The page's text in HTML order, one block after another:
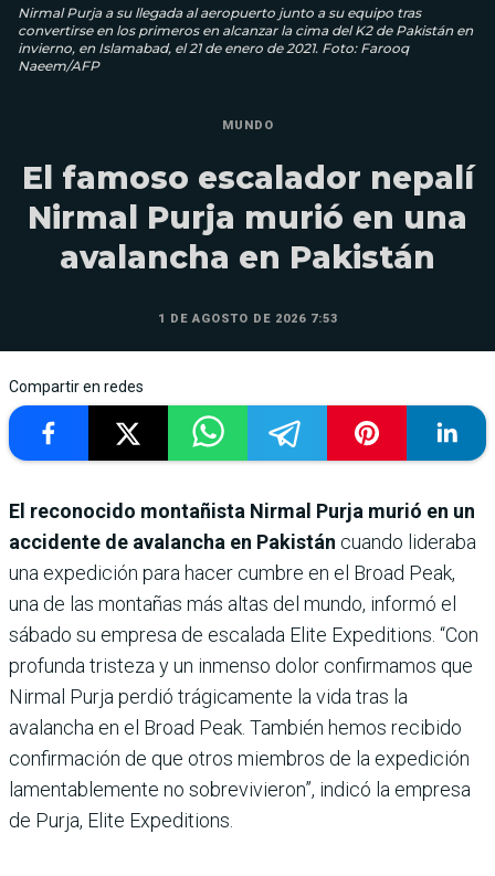
Nirmal Purja a su llegada al aeropuerto junto a su equipo tras
convertirse en los primeros en alcanzar la cima del K2 de Pakistán en
invierno, en Islamabad, el 21 de enero de 2021. Foto: Farooq
Naeem/AFP
MUNDO
El famoso escalador nepalí
Nirmal Purja murió en una
avalancha en Pakistán
1 DE AGOSTO DE 2026 7:53
Compartir en redes
El reconocido montañista Nirmal Purja murió en un
accidente de avalancha en Pakistán cuando lideraba
una expedición para hacer cumbre en el Broad Peak,
una de las montañas más altas del mundo, informó el
sábado su empresa de escalada Elite Expeditions. “Con
profunda tristeza y un inmenso dolor confirmamos que
Nirmal Purja perdió trágicamente la vida tras la
avalancha en el Broad Peak. También hemos recibido
confirmación de que otros miembros de la expedición
lamentablemente no sobrevivieron”, indicó la empresa
de Purja, Elite Expeditions.